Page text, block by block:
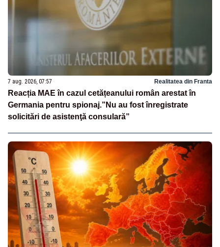
7 aug. 2026, 07:57 Realitatea din Franta
Reacția MAE în cazul cetățeanului român arestat în
Germania pentru spionaj.”Nu au fost înregistrate
solicitări de asistenţă consulară”